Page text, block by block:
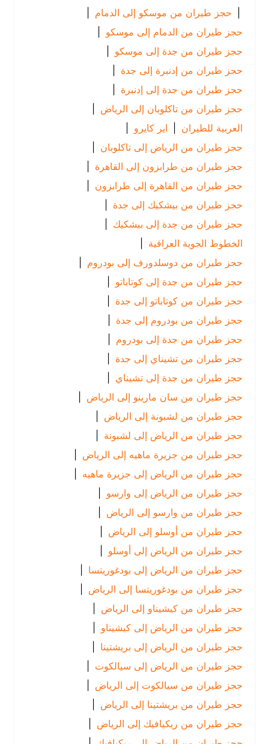
حجز طيران من موسكو إلى الدمام
|
حجز طيران من الدمام إلى موسكو |
حجز طيران من جدة إلى موسكو |
حجز طيران من إدنبرة إلى جدة
حجز طيران من جدة إلى إدنبرة |
حجز طيران من تاكلوبان إلى الرياض
|
العربية للطيران | اير كايرو
|
حجز طيران من الرياض إلى تاكلوبان |
حجز طيران من طرابزون إلى القاهرة |
حجز طيران من القاهرة إلى طرابزون |
حجز طيران من بيشكيك إلى جدة
حجز طيران من جدة إلى بيشكيك |
الخطوط الجوية العراقية
حجز طيران من دوسلدورف إلى بودروم |
حجز طيران من جدة إلى كوتاباتو |
حجز طيران من كوتاباتو إلى جدة
حجز طيران من بودروم إلى جدة
حجز طيران من جدة إلى بودروم |
حجز طيران من تشيناي إلى جدة
حجز طيران من جدة إلى تشيناي |
حجز طيران من سان مارينو إلى الرياض
|
حجز طيران من لشبونة إلى الرياض
|
حجز طيران من الرياض إلى لشبونة |
حجز طيران من جزيرة ماهيه إلى الرياض
|
حجز طيران من الرياض إلى جزيرة ماهيه |
حجز طيران من الرياض إلى وارسو
|
حجز طيران من وارسو إلى الرياض
|
حجز طيران من أوسلو إلى الرياض
|
حجز طيران من الرياض إلى أوسلو
|
حجز طيران من الرياض إلى بودغوريتسا
|
حجز طيران من بودغوريتسا إلى الرياض
|
حجز طيران من كيشيناو إلى الرياض
|
حجز طيران من الرياض إلى كيشيناو |
حجز طيران من الرياض إلى بريشتينا |
حجز طيران من الرياض إلى سيالكوت |
حجز طيران من سيالكوت إلى الرياض
|
حجز طيران من بريشتينا إلى الرياض
|
حجز طيران من ريكيافيك إلى الرياض
|